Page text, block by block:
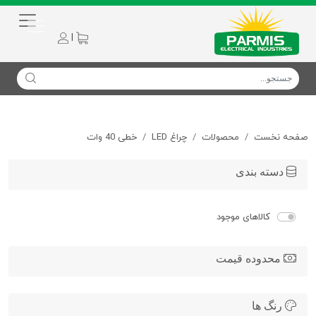
|
صفحه نخست محصولات چراغ LED خطی 40 وات
دسته بندی
کالاهای موجود
محدوده قیمت
رنگ ها